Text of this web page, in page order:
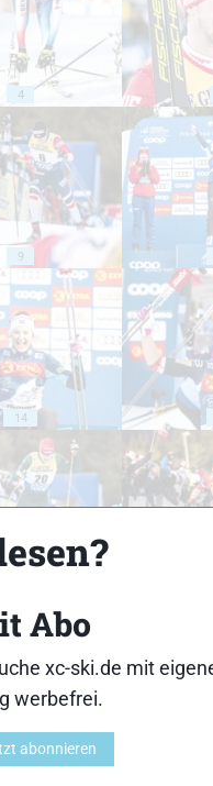
4
9
14
24
Abo
xc-ski.de mit
werbefrei.
abonnieren